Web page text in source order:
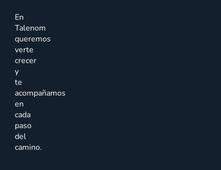
En
Talenom
queremos
verte
crecer
y
te
acompañamos
en
cada
paso
del
camino.